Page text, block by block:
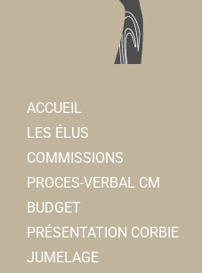
ACCUEIL
LES ÉLUS
COMMISSIONS
PROCES-VERBAL CM
BUDGET
PRÉSENTATION CORBIE
JUMELAGE